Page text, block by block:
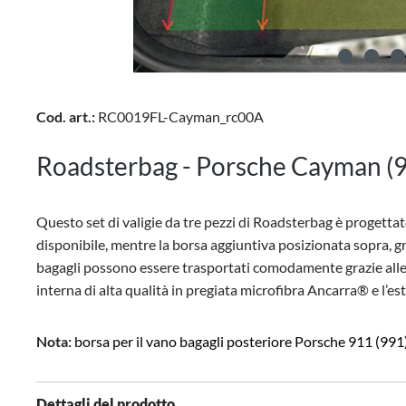
Cod. art.: RC0019FL-Cayman_rc00A
Roadsterbag - Porsche Cayman
Questo set di valigie da tre pezzi di Roadsterbag è
disponibile, mentre la borsa aggiuntiva posizionata sopra,
bagagli possono essere trasportati comodamente grazie
interna di alta qualità in pregiata microfibra Ancarra® e
Nota: borsa per il vano bagagli posteriore Porsche 911